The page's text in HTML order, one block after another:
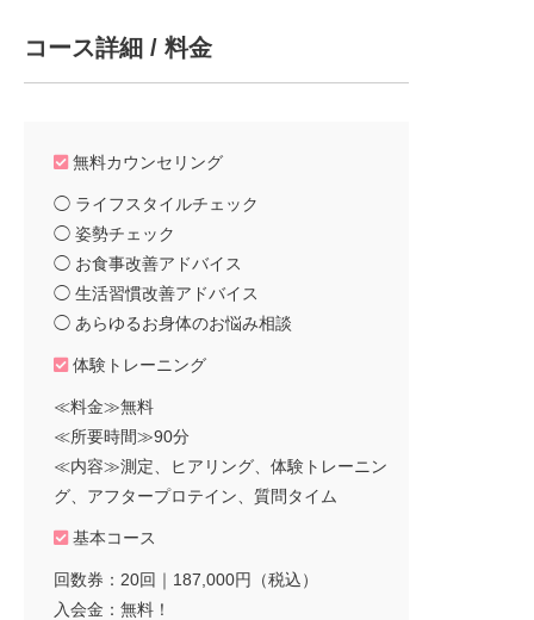
コース詳細 / 料金
無料カウンセリング
◯ ライフスタイルチェック
◯ 姿勢チェック
◯ お食事改善アドバイス
◯ 生活習慣改善アドバイス
◯ あらゆるお身体のお悩み相談
体験トレーニング
≪料金≫無料
≪所要時間≫90分
≪内容≫測定、ヒアリング、体験トレーニン
グ、アフタープロテイン、質問タイム
基本コース
回数券：20回｜187,000円（税込）
入会金：無料！